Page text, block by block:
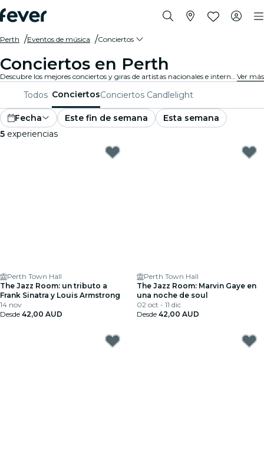
Perth Eventos de música Conciertos
Conciertos en Perth
Descubre los mejores conciertos y giras de artistas nacionales e internacionales en Perth. ¡Compra tu entrada en Fever, y disfruta de la mejor música! Ver más
Todos ConciertosConciertos Candlelight
Fecha Este fin de semana
Esta semana
5 experiencias
Perth Town Hall
The Jazz Room: un tributo a
Frank Sinatra y Louis Armstrong
14 nov
Desde 42,00 AUD
Perth Town Hall
The Jazz Room: Marvin Gaye en
una noche de soul
02 oct - 11 dic
Desde 42,00 AUD